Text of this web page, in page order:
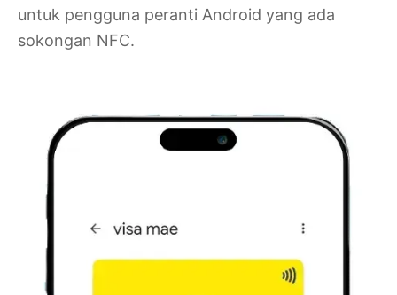
untuk pengguna peranti Android yang ada
sokongan NFC.